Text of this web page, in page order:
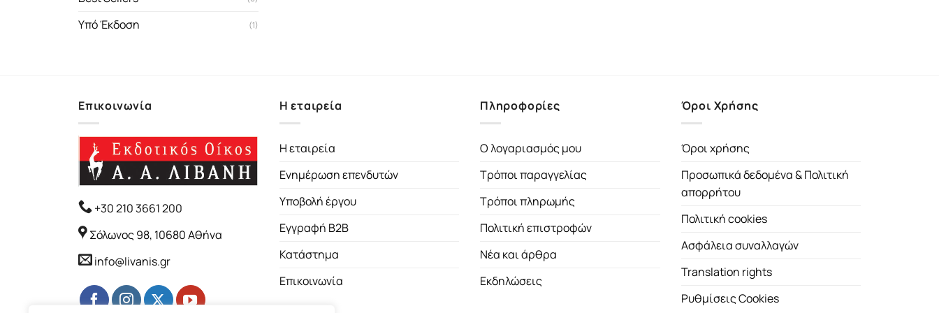
Υπό Έκδοση (1)
Επικοινωνία
+30 210 3661 200
Σόλωνος 98, 10680 Αθήνα
info@livanis.gr
Η εταιρεία
Η εταιρεία
Ενημέρωση επενδυτών
Υποβολή έργου
Εγγραφή B2B
Κατάστημα
Επικοινωνία
Πληροφορίες
Ο λογαριασμός μου
Τρόποι παραγγελίας
Τρόποι πληρωμής
Πολιτική επιστροφών
Νέα και άρθρα
Εκδηλώσεις
Όροι Χρήσης
Όροι χρήσης
Προσωπικά δεδομένα & Πολιτική
απορρήτου
Πολιτική cookies
Ασφάλεια συναλλαγών
Translation rights
Ρυθμίσεις Cookies